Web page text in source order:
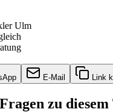
Ulm
E-Mail Link
zu diesem